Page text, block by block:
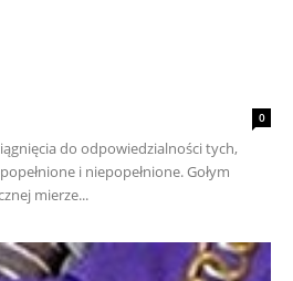
0
do odpowiedzialności tych,
i niepopełnione. Gołym
mierze...